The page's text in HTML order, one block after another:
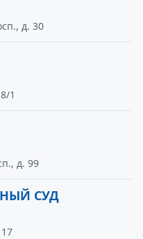
д. 30
1
д. 99
СУД